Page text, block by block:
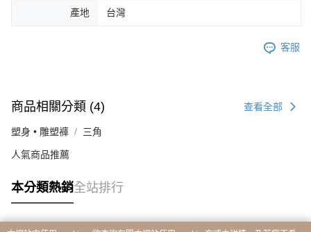
產地 台灣
客服
商品相關分類 (4) 查看全部
塑身 • 雕塑褲 三角
人氣商品推薦
本分類熱銷全站排行